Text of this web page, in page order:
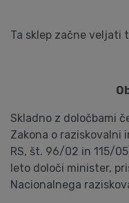
Ta sklep začne veljati
Skladno z določbami
Zakona o
RS, št. 96/02 in 115/
leto določi minister,
Nacionalnega